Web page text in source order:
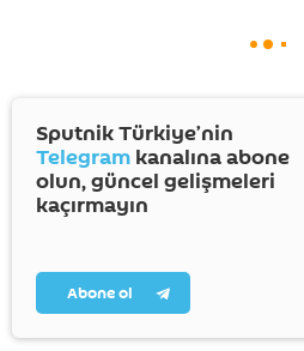
Sputnik Türkiye’nin
Telegram kanalına abone
olun, güncel gelişmeleri
kaçırmayın
Abone ol